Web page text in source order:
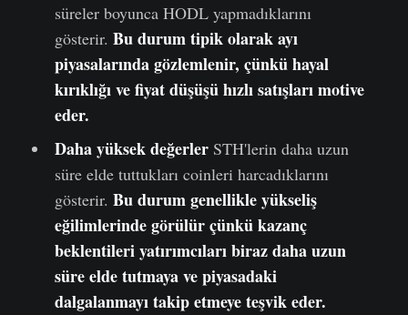
süreler boyunca HODL yapmadıklarını
gösterir. Bu durum tipik olarak ayı
piyasalarında gözlemlenir, çünkü hayal
kırıklığı ve fiyat düşüşü hızlı satışları motive
eder.
Daha yüksek değerlerSTH'lerin daha uzun
süre elde tuttukları coinleri harcadıklarını
gösterir. Bu durum genellikle yükseliş
eğilimlerinde görülür çünkü kazanç
beklentileri yatırımcıları biraz daha uzun
süre elde tutmaya ve piyasadaki
dalgalanmayı takip etmeye teşvik eder.